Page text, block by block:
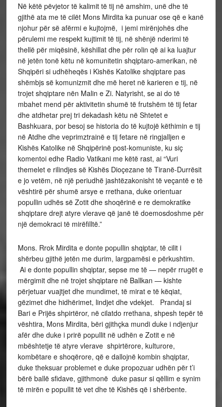
Në këtë pëvjetor të kalimit të tij në amshim, unë dhe të
gjithë ata me të cilët Mons Mirdita ka punuar ose që e kanë
njohur për së afërmi e kujtojmë, i jemi mirënjohës dhe
përulemi me respekt kujtimit të tij, në shënjë nderimi të
thellë për miqësinë, këshillat dhe për rolin që ai ka luajtur
në jetën tonë këtu në komunitetin shqiptaro-amerikan, në
Shqipëri si udhëheqës i Kishës Katolike shqiptare pas
shëmbjs së komunizmit dhe më heret në karieren e tij, në
trojet shqiptare nën Malin e Zi. Natyrisht, se ai do të
mbahet mend për aktivitetin shumë të frutshëm të tij fetar
dhe atdhetar prej tri dekadash këtu në Shtetet e
Bashkuara, por besoj se historia do të kujtojë këthimin e tij
në Atdhe dhe veprimztrainë e tij fetare në ringjalljen e
Kishës Katolike në Shqipërinë post-komuniste, ku siç
komentoi edhe Radio Vatikani me këtë rast, ai “Vuri
themelet e rilindjes së Kishës Dioçezane të Tiranë-Durrësit
e jo vetëm, në një periudhë jashtëzakonisht të veçantë e të
vështirë për shumë arsye e rrethana, duke orientuar
popullin udhës së Zotit dhe shoqërinë e re demokratike
shqiptare drejt atyre vlerave që janë të doemosdoshme për
një demokraci të mirëfilltë.”
Mons. Rrok Mirdita e donte popullin shqiptar, të cilit i
shërbeu gjithë jetën me durim, largpamësi e përkushtim.
Ai e donte popullin shqiptar, sepse me të — nepër rrugët e
mërgimit dhe në trojet shqiptare në Ballkan — kishte
përjetuar vuajtjet dhe mundimet, të mirat e të këqiat,
gëzimet dhe hidhërimet, lindjet dhe vdekjet. Prandaj si
Bari e Prijës shpirtëror, në cilatdo rrethana, shpesh tepër të
vështira, Mons Mirdita, bëri gjithçka mundi duke i ndjenjur
afër dhe duke i prirë popullit në udhën e Zotit e në
mbështetje të atyre vlerave shpirtërore, kulturore,
kombëtare e shoqërore, që e dallojnë kombin shqiptar,
duke theksuar problemet e duke propozuar udhën për t’i
bërë ballë sfidave, gjithmonë duke pasur si qëllim e synim
të mirën e popullit të vet dhe të Kishës që i shërbente.